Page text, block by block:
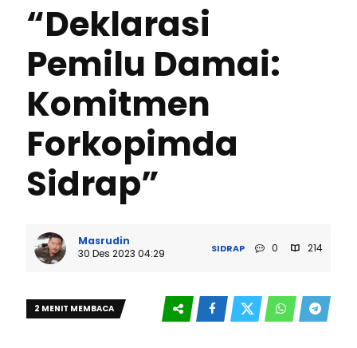
“Deklarasi
Pemilu Damai:
Komitmen
Forkopimda
Sidrap”
Masrudin
30 Des 2023 04:29
SIDRAP 0 214
2 MENIT MEMBACA